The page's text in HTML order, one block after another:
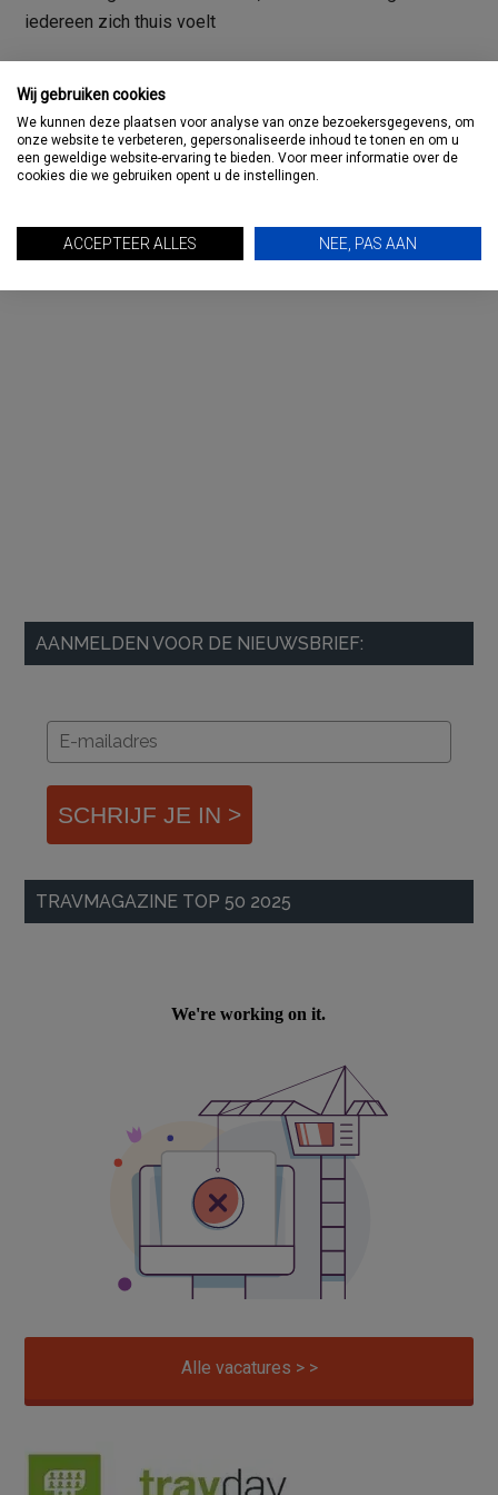
iedereen zich thuis voelt
Primaire
Sidebar
TRAVMAGAZINE: DE PODCAST
AANMELDEN VOOR DE NIEUWSBRIEF:
SCHRIJF JE IN >
TRAVMAGAZINE TOP 50 2025
Alle vacatures > >
Wij gebruiken cookies
We kunnen deze plaatsen voor analyse van onze bezoekersgegevens, om
onze website te verbeteren, gepersonaliseerde inhoud te tonen en om u
een geweldige website-ervaring te bieden. Voor meer informatie over de
cookies die we gebruiken opent u de instellingen.
ACCEPTEER ALLES NEE, PAS AAN